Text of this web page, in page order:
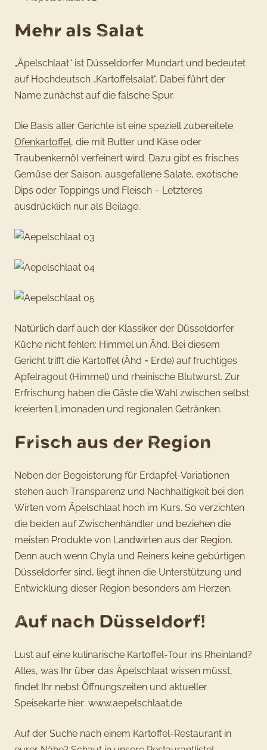
Mehr als Salat
„Äpelschlaat“ ist Düsseldorfer Mundart und bedeutet
auf Hochdeutsch „Kartoffelsalat“. Dabei führt der
Name zunächst auf die falsche Spur.
Die Basis aller Gerichte ist eine speziell zubereitete
Ofenkartoffel, die mit Butter und Käse oder
Traubenkernöl verfeinert wird. Dazu gibt es frisches
Gemüse der Saison, ausgefallene Salate, exotische
Dips oder Toppings und Fleisch – Letzteres
ausdrücklich nur als Beilage.
Natürlich darf auch der Klassiker der Düsseldorfer
Küche nicht fehlen: Himmel un Ähd. Bei diesem
Gericht trifft die Kartoffel (Ähd = Erde) auf fruchtiges
Apfelragout (Himmel) und rheinische Blutwurst. Zur
Erfrischung haben die Gäste die Wahl zwischen selbst
kreierten Limonaden und regionalen Getränken.
Frisch aus der Region
Neben der Begeisterung für Erdapfel-Variationen
stehen auch Transparenz und Nachhaltigkeit bei den
Wirten vom Äpelschlaat hoch im Kurs. So verzichten
die beiden auf Zwischenhändler und beziehen die
meisten Produkte von Landwirten aus der Region.
Denn auch wenn Chyla und Reiners keine gebürtigen
Düsseldorfer sind, liegt ihnen die Unterstützung und
Entwicklung dieser Region besonders am Herzen.
Auf nach Düsseldorf!
Lust auf eine kulinarische Kartoffel-Tour ins Rheinland?
Alles, was Ihr über das Äpelschlaat wissen müsst,
findet Ihr nebst Öffnungszeiten und aktueller
Speisekarte hier: www.aepelschlaat.de
Auf der Suche nach einem Kartoffel-Restaurant in